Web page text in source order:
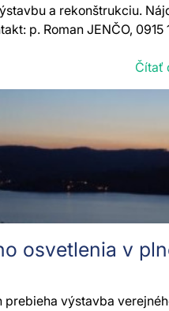
a rekonštrukciu.
p. Roman JENČO, 0915
Čítať
osvetlenia v
prebieha výstavba